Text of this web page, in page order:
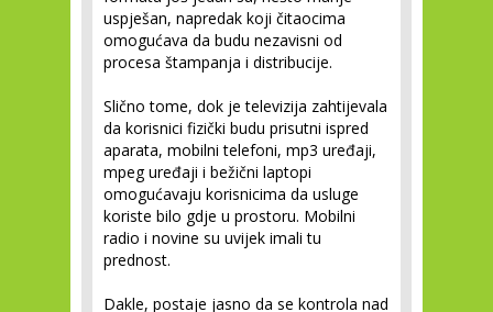
uspješan, napredak koji čitaocima
omogućava da budu nezavisni od
procesa štampanja i distribucije.
Slično tome, dok je televizija zahtijevala
da korisnici fizički budu prisutni ispred
aparata, mobilni telefoni, mp3 uređaji,
mpeg uređaji i bežični laptopi
omogućavaju korisnicima da usluge
koriste bilo gdje u prostoru. Mobilni
radio i novine su uvijek imali tu
prednost.
Dakle, postaje jasno da se kontrola nad